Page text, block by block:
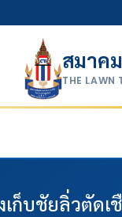
สมาค
THE LAWN
ก็บชัยลิ่วตัดเ